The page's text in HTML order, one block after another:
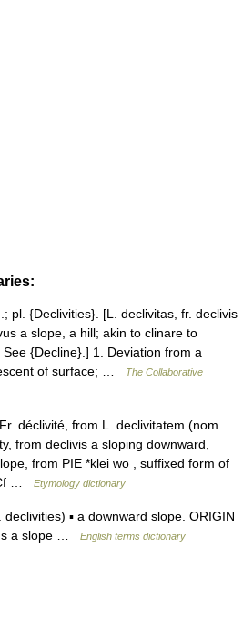
pl. {Declivities}. [L. declivitas, fr. declivis
a slope, a hill; akin to clinare to
{Decline}.] 1. Deviation from a
of surface; …
The Collaborative
déclivité, from L. declivitatem (nom.
from declivis a sloping downward,
from PIE *klei wo , suffixed form of
…
Etymology dictionary
▪ a downward slope. ORIGIN
a slope …
English terms dictionary